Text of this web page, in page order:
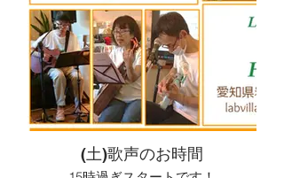
初めての方もお気軽にご参加くださ
い。
---
■参加費
ワンオーダー制
＋お菓子または惣菜を1品持ち寄り
---
ちょっとした一言が、
これからの岩倉をつくるきっかけにな
ビートルズが好きな方も、
これから知ってみたい方も。
みんなで、楽しくビートルズを。 🎶
経営者でもサラリーマンでもビジネス
マッチングを求めてみえる方ならご参
加いただけます。
全ての方にお願いですが、会の後に連
絡を取りたい場合は必ず連絡の可否確
認を行なってください。
内容：
7:00 主催者挨拶 《趣旨説明》
7:05 《3分間の自己紹介とプレゼン
タイム》
自身と事業の紹介を3分程度お願いし
(土)歌声のお時間